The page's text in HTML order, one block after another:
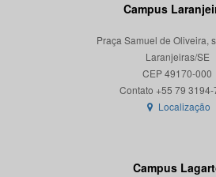
Campus
Praça Samuel de Oliveira,
Laranjeiras/SE
CEP 49170-000
Localização
Campus